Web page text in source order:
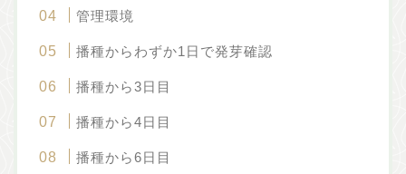
管理環境
播種からわずか1日で発芽確認
播種から3日目
播種から4日目
播種から6日目